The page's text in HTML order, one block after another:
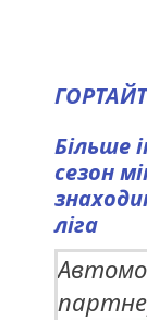
Більше
сезон
ліга